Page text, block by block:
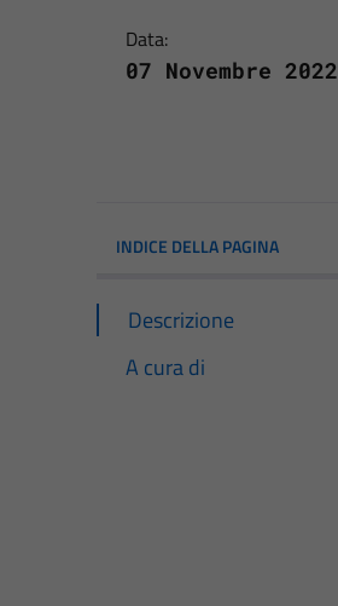
Data:
07 Novembre 2022
INDICE DELLA PAGINA
Descrizione
A cura di